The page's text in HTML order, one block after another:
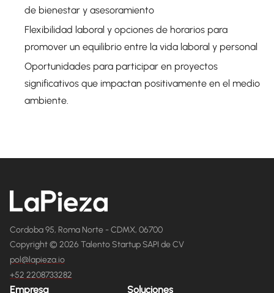
de bienestar y asesoramiento
Flexibilidad laboral y opciones de horarios para
promover un equilibrio entre la vida laboral y personal
Oportunidades para participar en proyectos
significativos que impactan positivamente en el medio
ambiente.
Cordoba 95, Roma Norte - CDMX, 06700
Copyright © 2026 Talento Startup SAPI de CV
pol@lapieza.io
+52 2208733282
Empresa Soluciones